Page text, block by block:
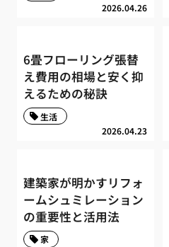
2026.04.26
6畳フローリング張替
え費用の相場と安く抑
えるための秘訣
2026.04.23
生活
建築家が明かすリフォ
ームシュミレーション
の重要性と活用法
家